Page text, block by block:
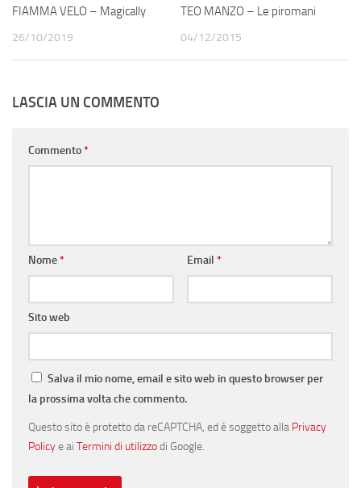
FIAMMA VELO – Magically
26/10/2019
TEO MANZO – Le piromani
04/12/2015
LASCIA UN COMMENTO
Commento*
Nome* Email *
Sito web
Salva il mio nome, email e sito web in questo browser per
la prossima volta che commento.
Questo sito è protetto da reCAPTCHA, ed è soggetto alla Privacy
Policye ai Termini di utilizzodi Google.